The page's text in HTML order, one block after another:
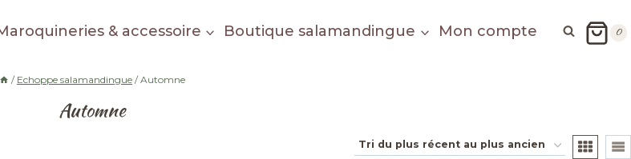
& accessoire Boutique salamandingue Mon compte 0
/ Echoppe salamandingue / Automne
Automne